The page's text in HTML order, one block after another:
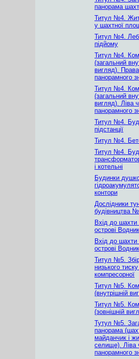
панорама
Титул №4.
у шахтної
Титул №4.
підйому
Титул №4.
(загальний
вигляд).
панорамного
Титул №4.
(загальний
вигляд). Ліва
панорамного
Титул №4.
підстанції
Титул №4.
Титул №4.
і котельні
Будинки
контори
Дослідники
будівництва
Вхід до
острові
Вхід до
острові
Титул №5.
низького
компресорної
Титул №5.
(внутрішній
Титул №5.
(зовнішній
Тутул №5.
панорама
майданчик і
селище). Ліва
панорамного